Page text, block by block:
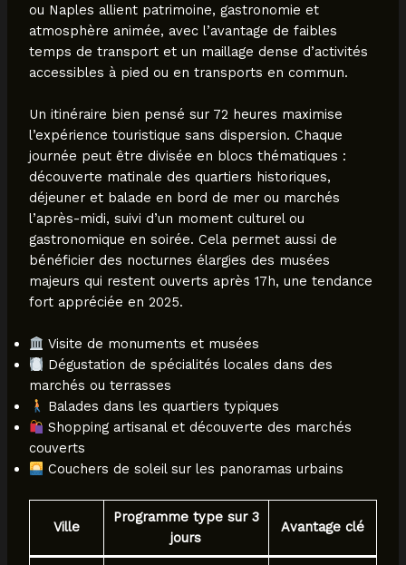
ou Naples allient patrimoine, gastronomie et
atmosphère animée, avec l’avantage de faibles
temps de transport et un maillage dense d’activités
accessibles à pied ou en transports en commun.
Un itinéraire bien pensé sur 72 heures maximise
l’expérience touristique sans dispersion. Chaque
journée peut être divisée en blocs thématiques :
découverte matinale des quartiers historiques,
déjeuner et balade en bord de mer ou marchés
l’après-midi, suivi d’un moment culturel ou
gastronomique en soirée. Cela permet aussi de
bénéficier des nocturnes élargies des musées
majeurs qui restent ouverts après 17h, une tendance
fort appréciée en 2025.
Visite de monuments et musées
Dégustation de spécialités locales dans des
marchés ou terrasses
Balades dans les quartiers typiques
Shopping artisanal et découverte des marchés
couverts
Couchers de soleil sur les panoramas urbains
Ville
Programme type sur 3
jours
Avantage clé